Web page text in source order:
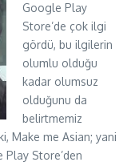
Google Play
Store’de çok ilgi
gördü, bu ilgilerin
olumlu olduğu
kadar olumsuz
olduğunu da
belirtmemiz
Make me Asian; yani
Play Store’den